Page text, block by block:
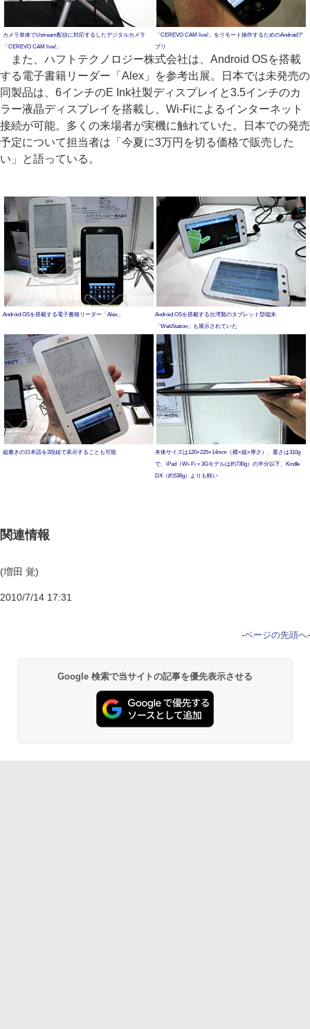
カメラ単体でUstream配信に対応するしたデジタルカメラ
「CEREVO CAM live!」
「CEREVO CAM live!」をリモート操作するためのAndroidア
プリ
また、ハフトテクノロジー株式会社は、Android OSを搭載
する電子書籍リーダー「Alex」を参考出展。日本では未発売の
同製品は、6インチのE Ink社製ディスプレイと3.5インチのカ
ラー液晶ディスプレイを搭載し、Wi-Fiによるインターネット
接続が可能。多くの来場者が実機に触れていた。日本での発売
予定について担当者は「今夏に3万円を切る価格で販売した
い」と語っている。
Android OSを搭載する電子書籍リーダー「Alex」
Android OSを搭載する台湾製のタブレット型端末
「WebStation」も展示されていた
縦書きの日本語を2段組で表示することも可能
本体サイズは120×225×14mm（横×縦×厚さ）、重さは310g
で、iPad（Wi-Fi＋3Gモデルは約730g）の半分以下、Kindle
DX（約536g）よりも軽い
関連情報
(増田 覚)
2010/7/14 17:31
-ページの先頭へ-
Google 検索で当サイトの記事を優先表示させる